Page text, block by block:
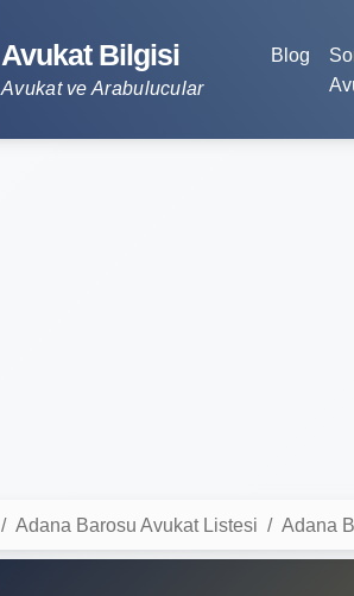
Avukat Bilgisi
Avukat ve Arabulucular
Blog
Adana Barosu Avukat Listesi Adana